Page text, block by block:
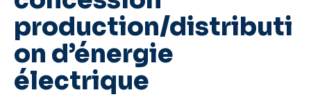
production/distributi
on d’énergie
électrique